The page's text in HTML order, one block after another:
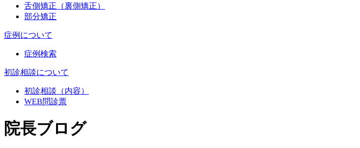
舌側矯正（裏側矯正）
部分矯正
症例について
症例検索
初診相談について
初診相談（内容）
WEB問診票
院長ブログ